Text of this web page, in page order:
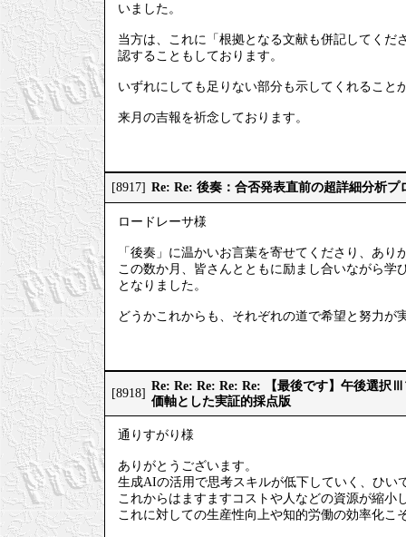
いました。
当方は、これに「根拠となる文献も併記してく
認することもしております。
いずれにしても足りない部分も示してくれるこ
来月の吉報を祈念しております。
[8917] Re: Re: 後奏：合否発表直前の超詳細分析
ロードレーサ様
「後奏」に温かいお言葉を寄せてくださり、あり
この数か月、皆さんとともに励まし合いながら
となりました。
どうかこれからも、それぞれの道で希望と努力が
[8918]
Re: Re: Re: Re: Re: 【最後です】午後選択
価軸とした実証的採点版
通りすがり様
ありがとうございます。
生成AIの活用で思考スキルが低下していく、ひい
これからはますますコストや人などの資源が縮小
これに対しての生産性向上や知的労働の効率化こ